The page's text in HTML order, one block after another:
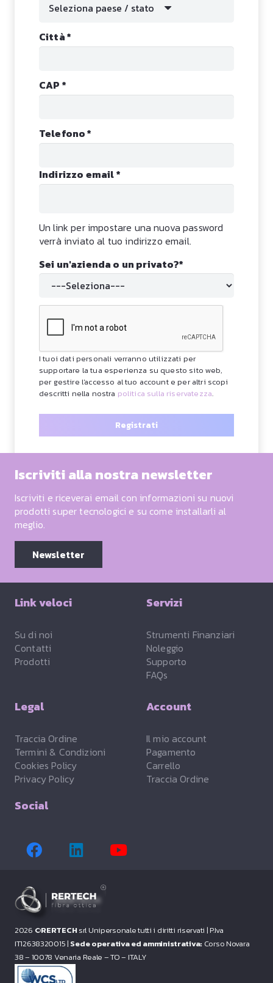
Seleziona paese / stato
Città*
CAP *
Telefono*
Indirizzo email*Richiesto
Un link per impostare una nuova password
verrà inviato al tuo indirizzo email.
Sei un'azienda o un privato?*
I tuoi dati personali verranno utilizzati per
supportare la tua esperienza su questo sito web,
per gestire l'accesso al tuo account e per altri scopi
descritti nella nostra politica sulla riservatezza.
Registrati
Iscriviti alla nostra newsletter
Iscriviti e riceverai email con informazioni su nuovi
prodotti super tecnologici e su come installarli al
meglio.
Newsletter
Link veloci
Su di noi
Contatti
Prodotti
Servizi
Strumenti Finanziari
Noleggio
Supporto
FAQs
Legal
Traccia Ordine
Termini & Condizioni
Cookies Policy
Privacy Policy
Account
Il mio account
Pagamento
Carrello
Traccia Ordine
Social
2026 ©RERTECHsrl Unipersonale tutti i diritti riservati |P.Iva
IT12638320015 | Sede operativa ed amministrativa: Corso Novara
38 – 10078 Venaria Reale – TO – ITALY